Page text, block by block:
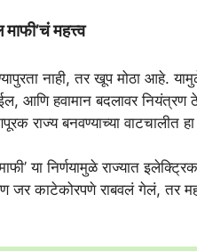
महत्त्व
नाही, तर खूप मोठा आहे.
आणि हवामान बदलावर नियंत्रण
राज्य बनवण्याच्या वाटचालीत हा
या निर्णयामुळे राज्यात
जर काटेकोरपणे राबवलं गेलं, तर